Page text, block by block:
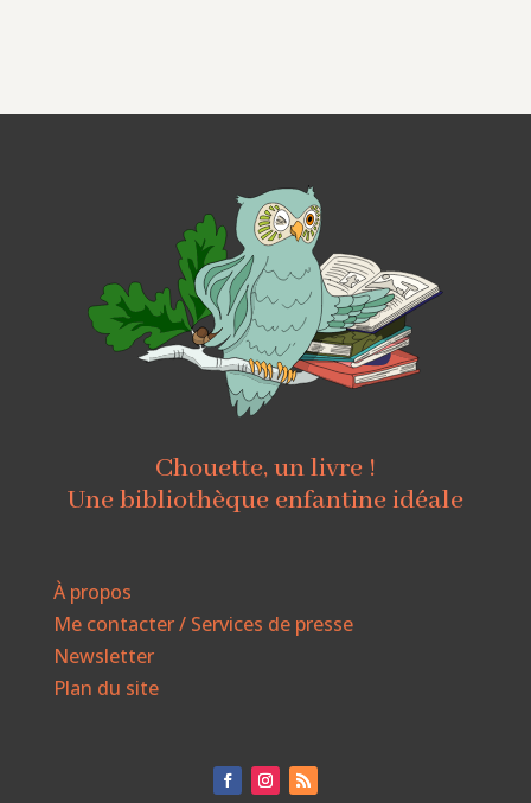
Chouette, un livre !
Une bibliothèque enfantine idéale
À propos
Me contacter / Services de presse
Newsletter
Plan du site